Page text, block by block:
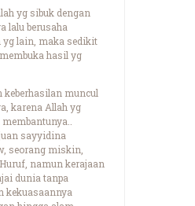
yg sibuk dengan
lalu berusaha
yg lain, maka sedikit
hasil yg
keberhasilan muncul
karena Allah yg
sayyidina
seorang miskin,
namun kerajaan
dunia tanpa
kekuasaannya